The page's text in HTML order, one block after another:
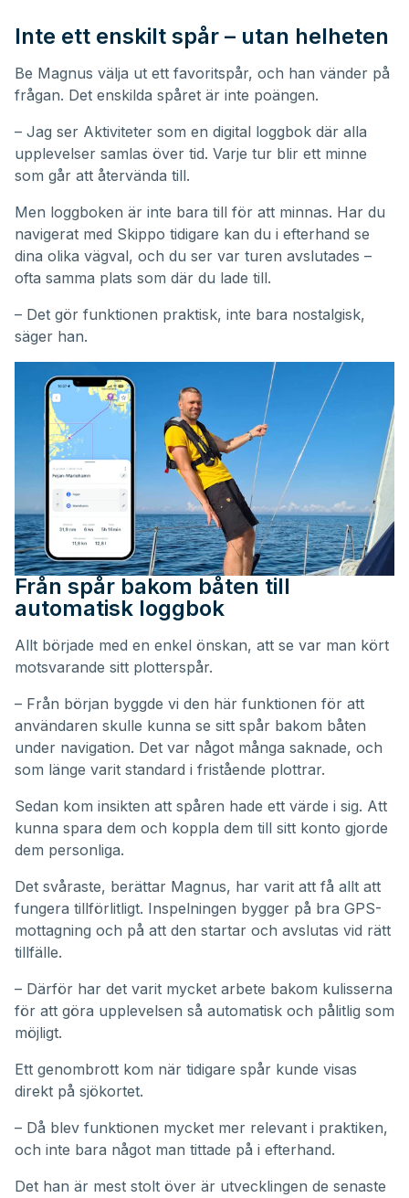
Inte ett enskilt spår – utan helheten
Be Magnus välja ut ett favoritspår, och han vänder på
frågan. Det enskilda spåret är inte poängen.
– Jag ser Aktiviteter som en digital loggbok där alla
upplevelser samlas över tid. Varje tur blir ett minne
som går att återvända till.
Men loggboken är inte bara till för att minnas. Har du
navigerat med Skippo tidigare kan du i efterhand se
dina olika vägval, och du ser var turen avslutades –
ofta samma plats som där du lade till.
– Det gör funktionen praktisk, inte bara nostalgisk,
säger han.
Från spår bakom båten till
automatisk loggbok
Allt började med en enkel önskan, att se var man kört
motsvarande sitt plotterspår.
– Från början byggde vi den här funktionen för att
användaren skulle kunna se sitt spår bakom båten
under navigation. Det var något många saknade, och
som länge varit standard i fristående plottrar.
Sedan kom insikten att spåren hade ett värde i sig. Att
kunna spara dem och koppla dem till sitt konto gjorde
dem personliga.
Det svåraste, berättar Magnus, har varit att få allt att
fungera tillförlitligt. Inspelningen bygger på bra GPS-
mottagning och på att den startar och avslutas vid rätt
tillfälle.
– Därför har det varit mycket arbete bakom kulisserna
för att göra upplevelsen så automatisk och pålitlig som
möjligt.
Ett genombrott kom när tidigare spår kunde visas
direkt på sjökortet.
– Då blev funktionen mycket mer relevant i praktiken,
och inte bara något man tittade på i efterhand.
Det han är mest stolt över är utvecklingen de senaste